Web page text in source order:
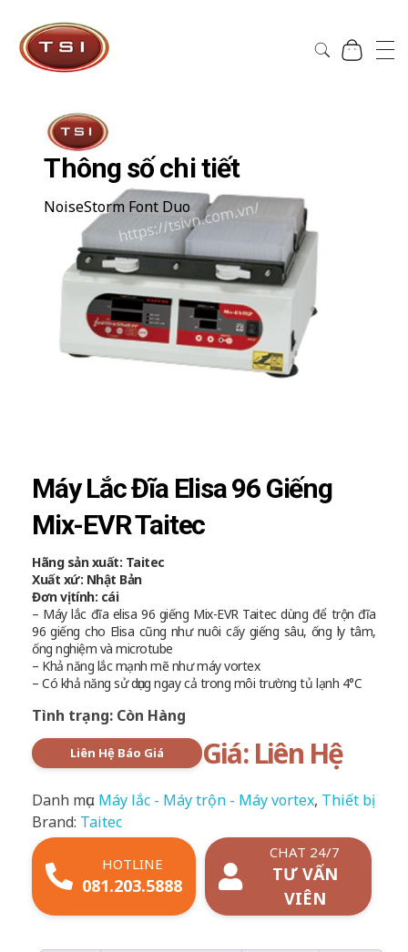
Tình trạng: Còn Hàng
Máy Lắc Đĩa Elisa 96 Giếng
Mix-EVR Taitec
Giá: Liên Hệ
Liên Hệ Báo Giá
Hãng sản xuất: Taitec
Xuất xứ: Nhật Bản
Đơn vị tính: cái
– Máy lắc đĩa elisa 96 giếng Mix-EVR Taitec dùng để trộn đĩa
96 giếng cho Elisa cũng như nuôi cấy giếng sâu, ống ly tâm,
ống nghiệm và microtube
– Khả năng lắc mạnh mẽ như máy vortex
– Có khả năng sử dụng ngay cả trong môi trường tủ lạnh 4°C
HOTLINE
081.203.5888
CHAT 24/7
TƯ VẤN
VIÊN
Danh mục: Máy lắc - Máy trộn - Máy vortex, Thiết bị
Brand: Taitec